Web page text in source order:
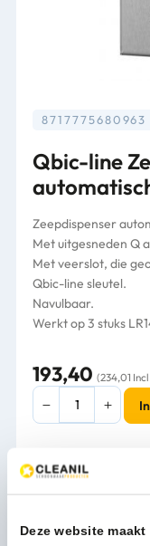
Deze website
8717775680963
Qbic-line
Zeepdispenser
Met uitgesneden Q
Met veerslot, die
Qbic-line sleutel.
Navulbaar.
Werkt op 3 stuks
193,40 (234,01
Qbic-
line
650
ml
6731